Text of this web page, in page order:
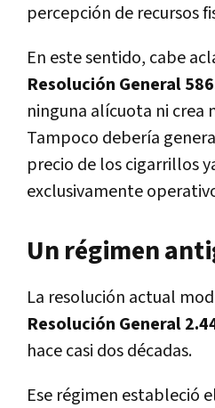
percepción de recursos
En este sentido, cabe
Resolución General
ninguna alícuota ni crea
Tampoco debería
precio de los cigarrillos
exclusivamente
Un régimen
La resolución actual
Resolución General
hace casi dos décadas.
Ese régimen estableció